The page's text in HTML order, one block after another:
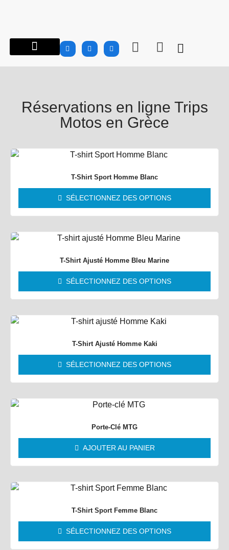
Réservations en ligne Trips
Motos en Grèce
T-Shirt Sport Homme Blanc
SÉLECTIONNEZ DES OPTIONS
T-Shirt Ajusté Homme Bleu Marine
SÉLECTIONNEZ DES OPTIONS
T-Shirt Ajusté Homme Kaki
SÉLECTIONNEZ DES OPTIONS
Porte-Clé MTG
AJOUTER AU PANIER
T-Shirt Sport Femme Blanc
SÉLECTIONNEZ DES OPTIONS